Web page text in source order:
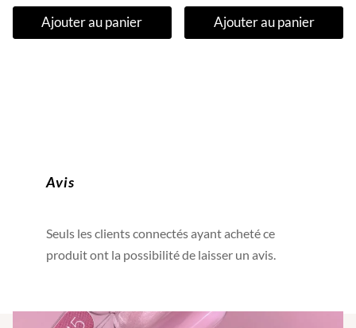
Ajouter au panier Ajouter au panier
Avis
Seuls les clients connectés ayant acheté ce
produit ont la possibilité de laisser un avis.